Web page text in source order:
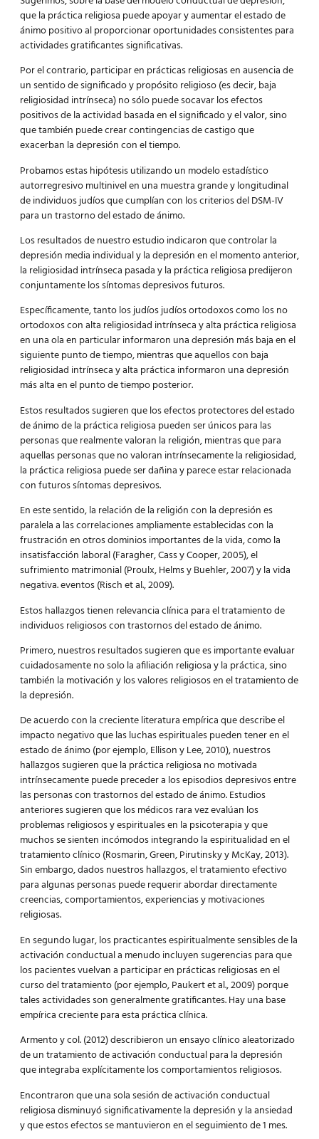
que la práctica religiosa puede apoyar y aumentar el estado de
ánimo positivo al proporcionar oportunidades consistentes para
actividades gratificantes significativas.
Por el contrario, participar en prácticas religiosas en ausencia de
un sentido de significado y propósito religioso (es decir, baja
religiosidad intrínseca) no sólo puede socavar los efectos
positivos de la actividad basada en el significado y el valor, sino
que también puede crear contingencias de castigo que
exacerban la depresión con el tiempo.
Probamos estas hipótesis utilizando un modelo estadístico
autorregresivo multinivel en una muestra grande y longitudinal
de individuos judíos que cumplían con los criterios del DSM-IV
para un trastorno del estado de ánimo.
Los resultados de nuestro estudio indicaron que controlar la
depresión media individual y la depresión en el momento anterior,
la religiosidad intrínseca pasada y la práctica religiosa predijeron
conjuntamente los síntomas depresivos futuros.
Específicamente, tanto los judíos judíos ortodoxos como los no
ortodoxos con alta religiosidad intrínseca y alta práctica religiosa
en una ola en particular informaron una depresión más baja en el
siguiente punto de tiempo, mientras que aquellos con baja
religiosidad intrínseca y alta práctica informaron una depresión
más alta en el punto de tiempo posterior.
Estos resultados sugieren que los efectos protectores del estado
de ánimo de la práctica religiosa pueden ser únicos para las
personas que realmente valoran la religión, mientras que para
aquellas personas que no valoran intrínsecamente la religiosidad,
la práctica religiosa puede ser dañina y parece estar relacionada
con futuros síntomas depresivos.
En este sentido, la relación de la religión con la depresión es
paralela a las correlaciones ampliamente establecidas con la
frustración en otros dominios importantes de la vida, como la
insatisfacción laboral (Faragher, Cass y Cooper, 2005), el
sufrimiento matrimonial (Proulx, Helms y Buehler, 2007) y la vida
negativa. eventos (Risch et al., 2009).
Estos hallazgos tienen relevancia clínica para el tratamiento de
individuos religiosos con trastornos del estado de ánimo.
Primero, nuestros resultados sugieren que es importante evaluar
cuidadosamente no solo la afiliación religiosa y la práctica, sino
también la motivación y los valores religiosos en el tratamiento de
la depresión.
De acuerdo con la creciente literatura empírica que describe el
impacto negativo que las luchas espirituales pueden tener en el
estado de ánimo (por ejemplo, Ellison y Lee, 2010), nuestros
hallazgos sugieren que la práctica religiosa no motivada
intrínsecamente puede preceder a los episodios depresivos entre
las personas con trastornos del estado de ánimo. Estudios
anteriores sugieren que los médicos rara vez evalúan los
problemas religiosos y espirituales en la psicoterapia y que
muchos se sienten incómodos integrando la espiritualidad en el
tratamiento clínico (Rosmarin, Green, Pirutinsky y McKay, 2013).
Sin embargo, dados nuestros hallazgos, el tratamiento efectivo
para algunas personas puede requerir abordar directamente
creencias, comportamientos, experiencias y motivaciones
religiosas.
En segundo lugar, los practicantes espiritualmente sensibles de la
activación conductual a menudo incluyen sugerencias para que
los pacientes vuelvan a participar en prácticas religiosas en el
curso del tratamiento (por ejemplo, Paukert et al., 2009) porque
tales actividades son generalmente gratificantes. Hay una base
empírica creciente para esta práctica clínica.
Armento y col. (2012) describieron un ensayo clínico aleatorizado
de un tratamiento de activación conductual para la depresión
que integraba explícitamente los comportamientos religiosos.
Encontraron que una sola sesión de activación conductual
religiosa disminuyó significativamente la depresión y la ansiedad
y que estos efectos se mantuvieron en el seguimiento de 1 mes.